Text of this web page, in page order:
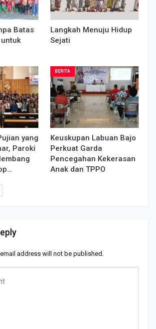
Batas
Langkah Menuju Hidup
Sejati
yang
Paroki
BERITA
Keuskupan Labuan Bajo
Perkuat Garda
Pencegahan Kekerasan
Anak dan TPPO
address will not be published.